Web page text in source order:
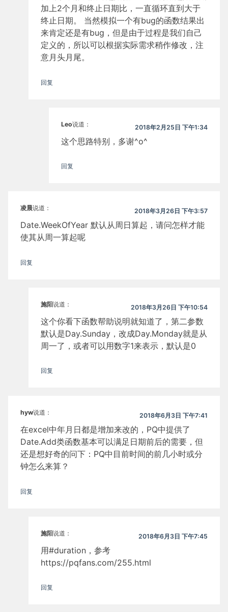
加上2个月和终止日期比，一直循环直到大于
终止日期。 当然模拟一个有bug的函数结果出
来肯定还是有bug，但是由于过程是我们自己
定义的，所以可以根据实际需求稍作修改，注
意月头月尾。
回复
Leo说道： 2018年2月25日 下午1:34
这个思路特别，多谢^o^
回复
凌晨说道： 2018年3月26日 下午3:57
Date.WeekOfYear 默认从周日算起，请问怎样才能
使其从周一算起呢
回复
施阳说道： 2018年3月26日 下午10:54
这个你看下函数帮助说明就知道了，第二参数
默认是Day.Sunday，改成Day.Monday就是从
周一了，或者可以用数字1来表示，默认是0
回复
hyw说道： 2018年6月3日 下午7:41
在excel中年月日都是增加来改的，PQ中提供了
Date.Add类函数基本可以满足日期前后的需要，但
还是想好奇的问下：PQ中目前时间的前几小时或分
钟怎么来算？
回复
施阳说道： 2018年6月3日 下午7:45
用#duration，参考
https://pqfans.com/255.html
回复